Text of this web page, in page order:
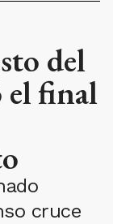
del
el final
cruce